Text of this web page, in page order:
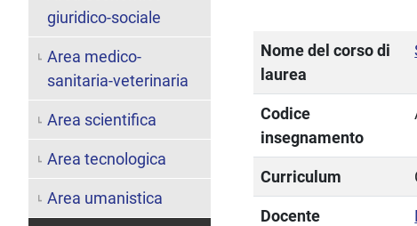
Nome del corso di
laurea
Codice
insegnamento
Curriculum
Docente
giuridico-sociale
Area medico-
sanitaria-veterinaria
Area scientifica
Area tecnologica
Area umanistica